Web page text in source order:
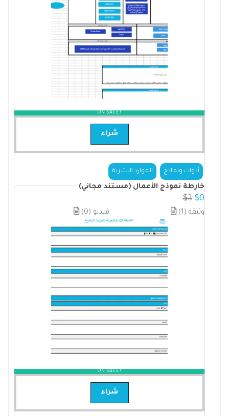
ON SALE!
شراء
الموارد البشرية أدوات ونماذج
خارطة نموذج الأعمال (مستند مجاني)
$3 $0
(0) فيديو (1) وثيقة
ON SALE!
شراء